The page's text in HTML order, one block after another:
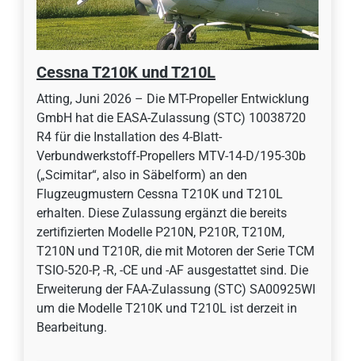
Cessna T210K und T210L
Atting, Juni 2026 – Die MT-Propeller Entwicklung
GmbH hat die EASA-Zulassung (STC) 10038720
R4 für die Installation des 4-Blatt-
Verbundwerkstoff-Propellers MTV-14-D/195-30b
(„Scimitar“, also in Säbelform) an den
Flugzeugmustern Cessna T210K und T210L
erhalten. Diese Zulassung ergänzt die bereits
zertifizierten Modelle P210N, P210R, T210M,
T210N und T210R, die mit Motoren der Serie TCM
TSIO-520-P, -R, -CE und -AF ausgestattet sind. Die
Erweiterung der FAA-Zulassung (STC) SA00925WI
um die Modelle T210K und T210L ist derzeit in
Bearbeitung.